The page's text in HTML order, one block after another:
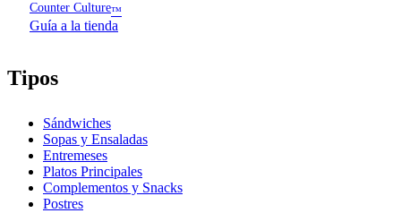
Counter Culture™
Guía a la tienda
Tipos
Sándwiches
Sopas y Ensaladas
Entremeses
Platos Principales
Complementos y Snacks
Postres